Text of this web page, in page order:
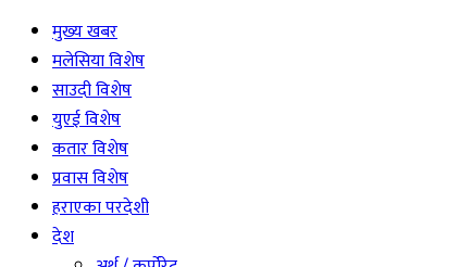
मुख्य खबर
मलेसिया विशेष
साउदी विशेष
युएई विशेष
कतार विशेष
प्रवास विशेष
हराएका परदेशी
देश
your password